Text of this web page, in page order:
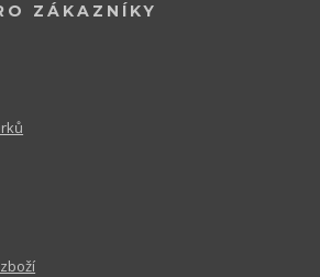
ZÁKAZNÍKY